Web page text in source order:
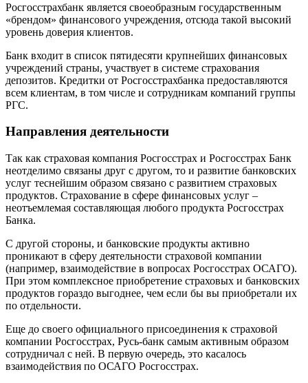
Росгосстрахбанк является своеобразным государственным
«брендом» финансового учреждения, отсюда такой высокий
уровень доверия клиентов.
Банк входит в список пятидесяти крупнейших финансовых
учреждений страны, участвует в системе страхования
депозитов. Кредитки от Росгосстрахбанка предоставляются
всем клиентам, в том числе и сотрудникам компаний группы
РГС.
Направления деятельности
Так как страховая компания Росгосстрах и Росгосстрах Банк
неотделимо связаны друг с другом, то и развитие банковских
услуг теснейшим образом связано с развитием страховых
продуктов. Страхование в сфере финансовых услуг –
неотъемлемая составляющая любого продукта Росгосстрах
Банка.
С другой стороны, и банковские продукты активно
проникают в сферу деятельности страховой компании
(например, взаимодействие в вопросах Росгосстрах ОСАГО).
При этом комплексное приобретение страховых и банковских
продуктов гораздо выгоднее, чем если бы вы приобретали их
по отдельности.
Еще до своего официального присоединения к страховой
компании Росгосстрах, Русь-банк самым активным образом
сотрудничал с ней. В первую очередь, это касалось
взаимодействия по ОСАГО Росгосстрах.